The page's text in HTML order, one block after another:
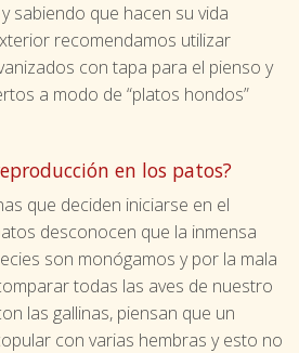
sabiendo que hacen su vida
recomendamos utilizar
con tapa para el pienso y
a modo de “platos hondos”
en los patos?
que deciden iniciarse en el
desconocen que la inmensa
son monógamos y por la mala
todas las aves de nuestro
las gallinas, piensan que un
con varias hembras y esto no